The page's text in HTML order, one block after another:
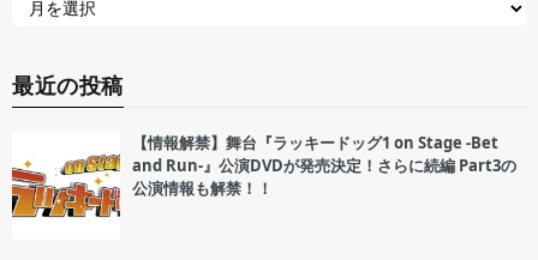
最近の投稿
【情報解禁】舞台『ラッキードッグ1 on Stage -Bet
and Run-』公演DVDが発売決定！さらに続編 Part3の
公演情報も解禁！！